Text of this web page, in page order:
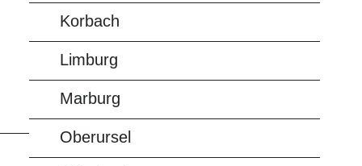
Korbach
Limburg
Marburg
Oberursel